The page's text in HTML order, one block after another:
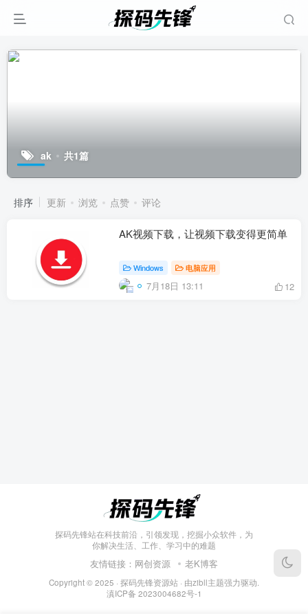
ak 共1篇
排序 更新 浏览 点赞 评论
AK视频下载，让视频下载变得更简单
Windows 电脑应用
7月18日 13:11 12
探码先锋站在科技前沿，引领发现，挖掘小众软件，为
你解决生活、工作、学习中的难题
友情链接： 网创资源 老K博客
Copyright © 2025 · 探码先锋资源站 · 由zibll主题强力驱动.
滇ICP备 2023004682号-1